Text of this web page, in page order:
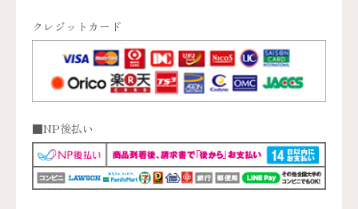
クレジットカード
■NP後払い